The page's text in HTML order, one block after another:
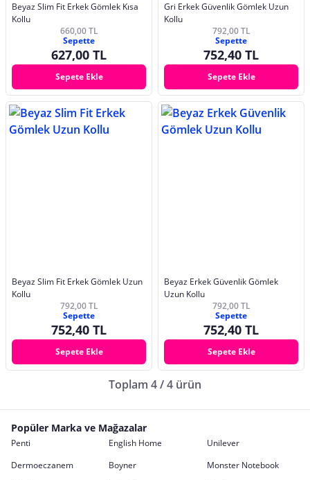
Beyaz Slim Fit Erkek Gömlek Kısa
Kollu
660,00 TL
Sepette
627,00 TL
Sepete Ekle
Gri Erkek Güvenlik Gömlek Uzun
Kollu
792,00 TL
Sepette
752,40 TL
Sepete Ekle
Beyaz Slim Fit Erkek Gömlek Uzun
Kollu
792,00 TL
Sepette
752,40 TL
Sepete Ekle
Beyaz Erkek Güvenlik Gömlek
Uzun Kollu
792,00 TL
Sepette
752,40 TL
Sepete Ekle
Toplam 4 / 4 ürün
Popüler Marka ve Mağazalar
Penti English Home
Unilever
Dermoeczanem
Boyner
Monster Notebook